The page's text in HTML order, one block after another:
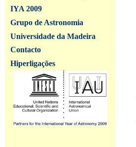
IYA 2009
Grupo de Astronomia
Universidade da Madeira
Contacto
Hiperligações